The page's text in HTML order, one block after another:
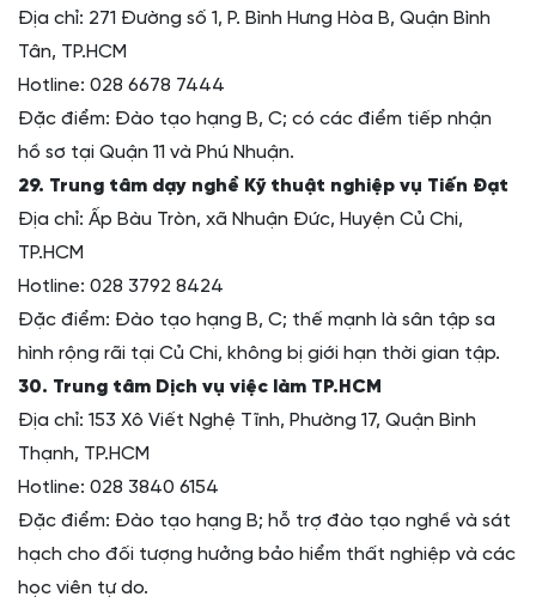
Địa chỉ: 271 Đường số 1, P. Bình Hưng Hòa B, Quận Bình
Tân, TP.HCM
Hotline: 028 6678 7444
Đặc điểm: Đào tạo hạng B, C; có các điểm tiếp nhận
hồ sơ tại Quận 11 và Phú Nhuận.
29. Trung tâm dạy nghề Kỹ thuật nghiệp vụ Tiến Đạt
Địa chỉ: Ấp Bàu Tròn, xã Nhuận Đức, Huyện Củ Chi,
TP.HCM
Hotline: 028 3792 8424
Đặc điểm: Đào tạo hạng B, C; thế mạnh là sân tập sa
hình rộng rãi tại Củ Chi, không bị giới hạn thời gian tập.
30. Trung tâm Dịch vụ việc làm TP.HCM
Địa chỉ: 153 Xô Viết Nghệ Tĩnh, Phường 17, Quận Bình
Thạnh, TP.HCM
Hotline: 028 3840 6154
Đặc điểm: Đào tạo hạng B; hỗ trợ đào tạo nghề và sát
hạch cho đối tượng hưởng bảo hiểm thất nghiệp và các
học viên tự do.